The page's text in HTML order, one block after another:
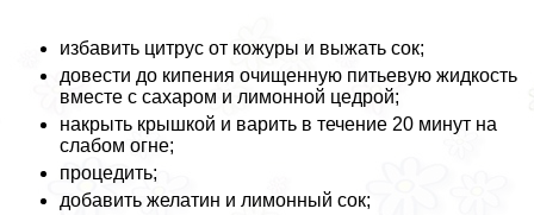
избавить цитрус от кожуры и выжать сок;
довести до кипения очищенную питьевую жидкость
вместе с сахаром и лимонной цедрой;
накрыть крышкой и варить в течение 20 минут на
слабом огне;
процедить;
добавить желатин и лимонный сок;